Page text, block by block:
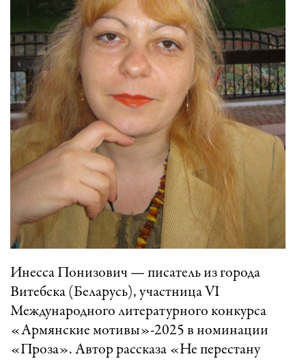
Инесса Понизович — писатель из города
Витебска (Беларусь), участница VI
Международного литературного конкурса
«Армянские мотивы»-2025 в номинации
«Проза». Автор рассказа «Не перестану